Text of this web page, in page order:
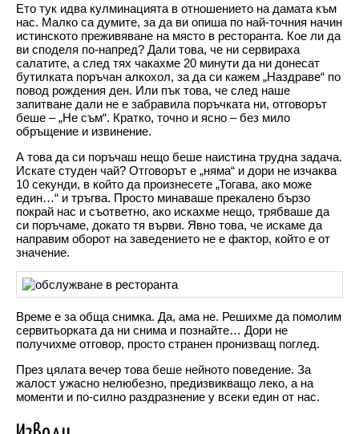
Ето тук идва кулминацията в отношението на дамата към
нас. Малко са думите, за да ви опиша по най-точния начин
истинското преживяване на място в ресторанта. Кое ли да
ви споделя по-напред? Дали това, че ни сервираха
салатите, а след тях чакахме 20 минути да ни донесат
бутилката поръчан алкохол, за да си кажем „Наздраве“ по
повод рождения ден. Или пък това, че след наше
запитване дали не е забравила поръчката ни, отговорът
беше – „Не съм“. Кратко, точно и ясно – без мило
обръщение и извинение.
А това да си поръчаш нещо беше наистина трудна задача.
Искате студен чай? Отговорът е „няма“ и дори не изчаква
10 секунди, в който да произнесете „Тогава, ако може
един…“ и тръгва. Просто минаваше прекалено бързо
покрай нас и съответно, ако искахме нещо, трябваше да
си поръчаме, докато тя върви. Явно това, че искаме да
направим оборот на заведението не е фактор, който е от
значение.
Време е за обща снимка. Да, ама не. Решихме да помолим
сервитьорката да ни снима и познайте… Дори не
получихме отговор, просто странен пронизващ поглед.
През цялата вечер това беше нейното поведение. За
жалост ужасно нелюбезно, предизвикващо леко, а на
моменти и по-силно раздразнение у всеки един от нас.